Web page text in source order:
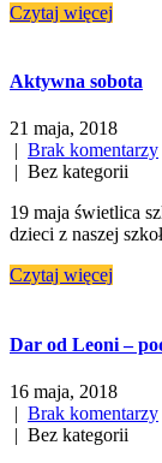
Czytaj więcej
Aktywna sobota
21 maja, 2018
| Brak komentarzy
| Bez kategorii
19 maja świetlica
dzieci z naszej
Czytaj więcej
Dar od Leoni –
16 maja, 2018
| Brak komentarzy
| Bez kategorii